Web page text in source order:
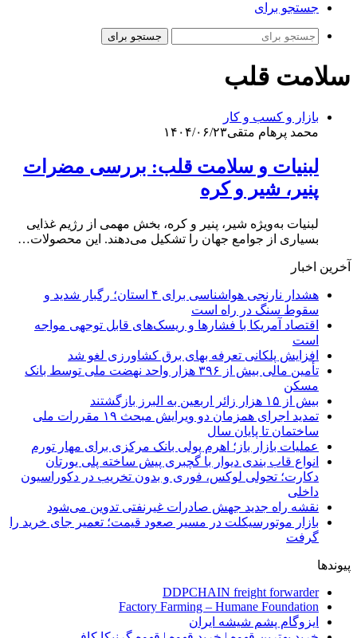
جستجو برای
جستجو برای
سلامت قلب
بازار و کسب و کار
محمد پرهام متقی۱۴۰۴/۰۶/۲۳
لبنیات و سلامت قلب: بررسی مضرات
پنیر، شیر و کره
لبنیات به‌ویژه شیر، پنیر و کره، بخش مهمی از رژیم غذایی
بسیاری از جوامع جهان را تشکیل می‌دهند. این محصولات…
آخرین اخبار
هشدار نارنجی هواشناسی برای ۴ استان؛ رگبار شدید و
سقوط سنگ در راه است
اقتصاد آمریکا با فشارها و ریسک‌های قابل توجهی مواجه
است
افزایش پلکانی تعرفه بهای برق کشاورزی لغو شد
تأمین مالی بیش از ۳۹۶ هزار واحد نهضت ملی توسط بانک
مسکن
بیش از ۱۵ هزار زائر اربعین به البرز بازگشتند
تمدید اجرای همزمان دو ویرایش مبحث ۱۹ مقررات ملی
ساختمان تا پایان سال
عملیات بازار باز؛ اهرم پولی بانک مرکزی برای مهار تورم
انواع قاب بندی دیوار با گچبری پیش ساخته پلی یورتان
دکارت؛ تحولی لوکس، فوری و بدون تخریب در دکوراسیون
داخلی
نقشه راه جدید جهش صادرات غیرنفتی تدوین می‌شود
بازار موتورسیکلت در مسیر صعود قیمت؛ تعمیر جای خرید را
گرفت
پیوندها
DDPCHAIN freight forwarder
Factory Farming – Humane Foundation
ایزوگام پشم شیشه ایران